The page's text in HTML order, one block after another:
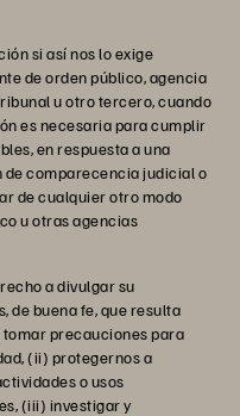
si así nos lo exige
de orden público, agencia
u otro tercero, cuando
es necesaria para cumplir
en respuesta a una
comparecencia judicial o
de cualquier otro modo
u otras agencias
a divulgar su
de buena fe, que resulta
precauciones para
(ii) protegernos a
o usos
(iii) investigar y